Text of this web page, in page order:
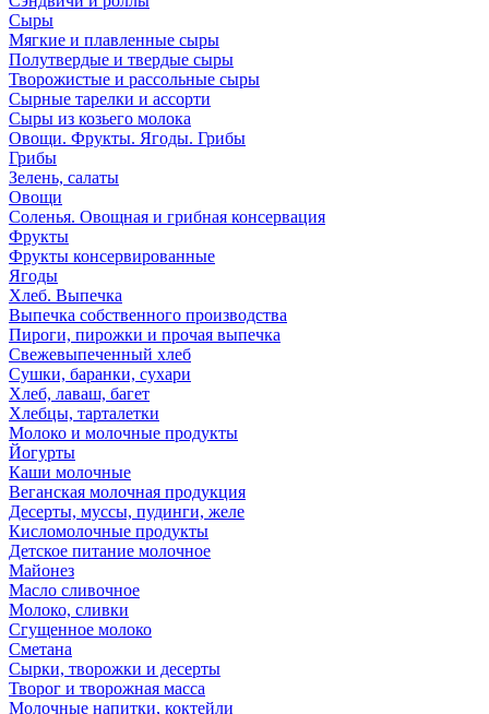
Сыры
Мягкие и плавленные сыры
Полутвердые и твердые сыры
Творожистые и рассольные сыры
Сырные тарелки и ассорти
Сыры из козьего молока
Овощи. Фрукты. Ягоды. Грибы
Грибы
Зелень, салаты
Овощи
Соленья. Овощная и грибная консервация
Фрукты
Фрукты консервированные
Ягоды
Хлеб. Выпечка
Выпечка собственного производства
Пироги, пирожки и прочая выпечка
Свежевыпеченный хлеб
Сушки, баранки, сухари
Хлеб, лаваш, багет
Хлебцы, тарталетки
Молоко и молочные продукты
Йогурты
Каши молочные
Веганская молочная продукция
Десерты, муссы, пудинги, желе
Кисломолочные продукты
Детское питание молочное
Майонез
Масло сливочное
Молоко, сливки
Сгущенное молоко
Сметана
Сырки, творожки и десерты
Творог и творожная масса
Молочные напитки, коктейли